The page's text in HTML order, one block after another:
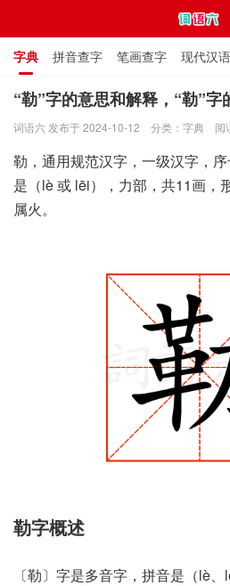
字典 拼音查字 笔画查字 现代汉
通用规范汉字表 叠字大全 独体字
“勒”字的意思和解释，“勒”字
词语六 发布于 2024-10-12 分类： 字典 阅
勒，通用规范汉字，一级汉字，
是（lè 或 lēi），力部，共11画，
属火。
勒字概述
〔勒〕字是多音字，拼音是（lè